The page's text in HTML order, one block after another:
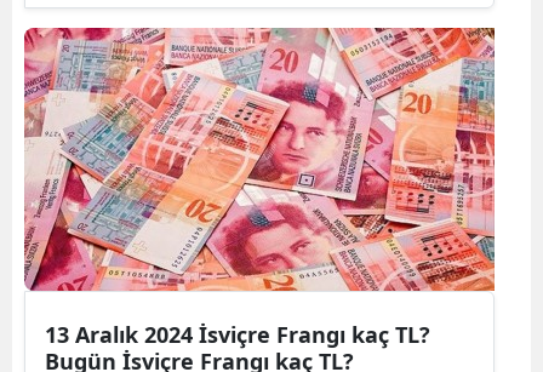
13 Aralık 2024 İsviçre Frangı kaç TL?
Bugün İsviçre Frangı kaç TL?